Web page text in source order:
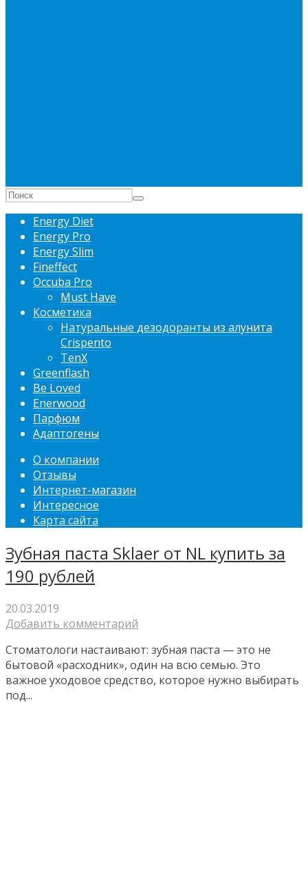
Energy Diet
Energy Pro
Energy Slim
Fineffect
Occuba Pro
Must Have
Косметика
Натуральные дезодоранты из алунита
Crispento
TenX
Greenflash
Be Loved
Enerwood
Парфюм
Адаптогены
О компании
Отзывы
Интернет-магазин
Интересное
Карта сайта
Зубная паста Sklaer от NL купить за
190 рублей
20.03.2019
Добавить комментарий
Стоматологи настаивают: зубная паста — это не
бытовой «расходник», один на всю семью. Это
важное уходовое средство, которое нужно выбирать
под...